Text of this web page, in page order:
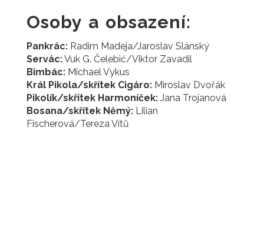
Osoby a obsazení:
Pankrác:Radim Madeja/Jaroslav Slánský
Servác:Vuk G. Čelebić/Viktor Zavadil
Bimbác: Michael Vykus
Král Pikola/skřítek Cigáro:Miroslav Dvořák
Pikolík/skřítek Harmoníček:Jana Trojanová
Bosana/skřítek Němý:Lilian
Fischerová/Tereza Vítů